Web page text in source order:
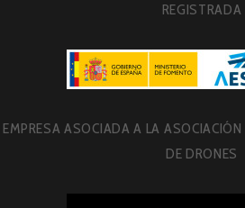
REGISTRADA
EMPRESA ASOCIADA A LA ASOCIACIÓN
DE DRONES